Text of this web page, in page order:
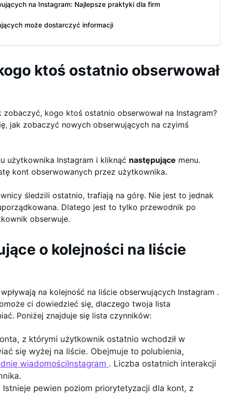
na Instagram: Najlepsze praktyki dla firm
może dostarczyć informacji
ktoś ostatnio obserwował
kogo ktoś ostatnio obserwował na Instagram?
jak zobaczyć nowych obserwujących na czyimś
użytkownika Instagram i kliknąć następujące menu.
kont obserwowanych przez użytkownika.
śledzili ostatnio, trafiają na górę. Nie jest to jednak
Dlatego jest to tylko przewodnik po
obserwuje.
o kolejności na liście
na kolejność na liście obserwujących Instagram .
ci dowiedzieć się, dlaczego twoja lista
Poniżej znajduje się lista czynników:
z którymi użytkownik ostatnio wchodził w
się wyżej na liście. Obejmuje to polubienia,
wiadomościInstagram . Liczba ostatnich interakcji
Istnieje pewien poziom priorytetyzacji dla kont, z